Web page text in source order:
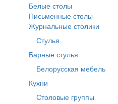
Белые столы
Письменные столы
Журнальные столики
Стулья
Барные стулья
Белорусская мебель
Кухни
Столовые группы